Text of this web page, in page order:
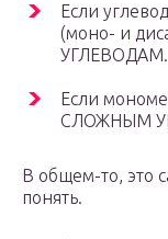
Если
(моно- и
УГЛЕВОДАМ.
Если
СЛОЖНЫМ
В общем-то, это
понять.